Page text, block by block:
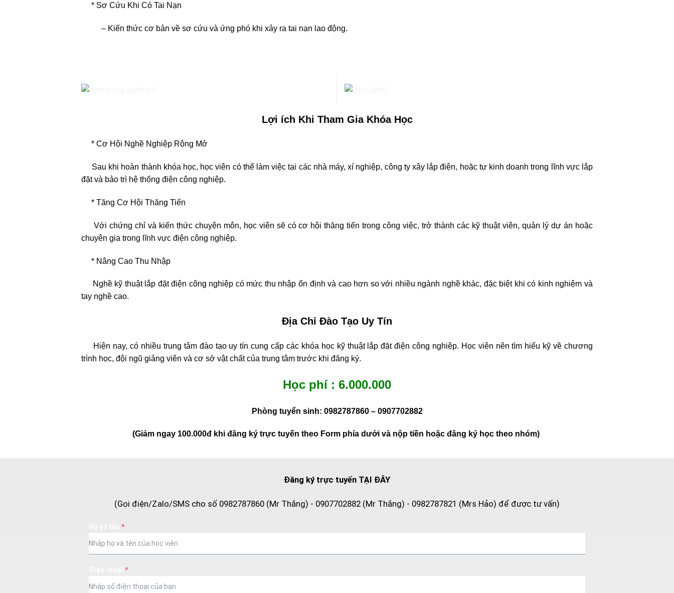
* Sơ Cứu Khi Có Tai Nạn
– Kiến thức cơ bản về sơ cứu và ứng phó khi xảy ra tai nạn lao động.
Lợi ích Khi Tham Gia Khóa Học
* Cơ Hội Nghề Nghiệp Rộng Mở
Sau khi hoàn thành khóa học, học viên có thể làm việc tại các nhà máy, xí nghiệp, công ty xây lắp điện, hoặc tự kinh doanh trong lĩnh vực lắp
đặt và bảo trì hệ thống điện công nghiệp.
* Tăng Cơ Hội Thăng Tiến
Với chứng chỉ và kiến thức chuyên môn, học viên sẽ có cơ hội thăng tiến trong công việc, trở thành các kỹ thuật viên, quản lý dự án hoặc
chuyên gia trong lĩnh vực điện công nghiệp.
* Nâng Cao Thu Nhập
Nghề kỹ thuật lắp đặt điện công nghiệp có mức thu nhập ổn định và cao hơn so với nhiều ngành nghề khác, đặc biệt khi có kinh nghiệm và
tay nghề cao.
Địa Chỉ Đào Tạo Uy Tín
Hiện nay, có nhiều trung tâm đào tạo uy tín cung cấp các khóa học kỹ thuật lắp đặt điện công nghiệp. Học viên nên tìm hiểu kỹ về chương
trình học, đội ngũ giảng viên và cơ sở vật chất của trung tâm trước khi đăng ký.
Học phí : 6.000.000
Phòng tuyển sinh: 0982787860 – 0907702882
(Giảm ngay 100.000đ khi đăng ký trực tuyến theo Form phía dưới và nộp tiền hoặc đăng ký học theo nhóm)
Đăng ký trực tuyến TẠI ĐÂY
(Gọi điện/Zalo/SMS cho số 0982787860 (Mr Thắng) - 0907702882 (Mr Thắng) - 0982787821 (Mrs Hảo) để được tư vấn)
*
*